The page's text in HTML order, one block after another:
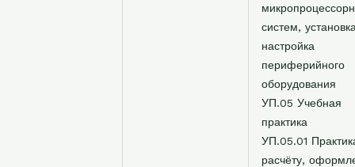
систем,
настройка
периферийного
оборудования
УП.05 Учебная
практика
УП.05.01
расчёту,